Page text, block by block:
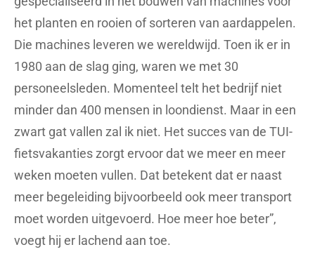
het planten en rooien of sorteren van aardappelen.
Die machines leveren we wereldwijd. Toen ik er in
1980 aan de slag ging, waren we met 30
personeelsleden. Momenteel telt het bedrijf niet
minder dan 400 mensen in loondienst. Maar in een
zwart gat vallen zal ik niet. Het succes van de TUI-
fietsvakanties zorgt ervoor dat we meer en meer
weken moeten vullen. Dat betekent dat er naast
meer begeleiding bijvoorbeeld ook meer transport
moet worden uitgevoerd. Hoe meer hoe beter”,
voegt hij er lachend aan toe.